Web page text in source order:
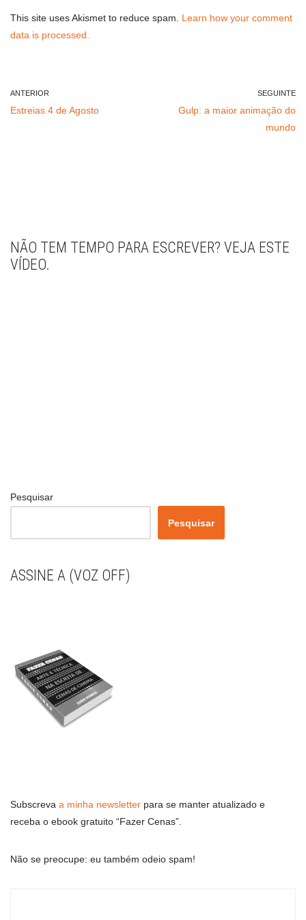
This site uses Akismet to reduce spam. Learn how your comment
data is processed.
ANTERIOR
Estreias 4 de Agosto
SEGUINTE
Gulp: a maior animação do
mundo
NÃO TEM TEMPO PARA ESCREVER? VEJA ESTE
VÍDEO.
Pesquisar
Pesquisar
ASSINE A (VOZ OFF)
Subscreva a minha newsletter para se manter atualizado e
receba o ebook gratuito “Fazer Cenas”.
Não se preocupe: eu também odeio spam!